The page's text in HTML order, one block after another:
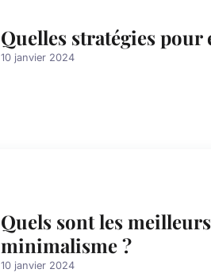
Quelles stratégies pour
10 janvier 2024
Quels sont les
minimalisme ?
10 janvier 2024